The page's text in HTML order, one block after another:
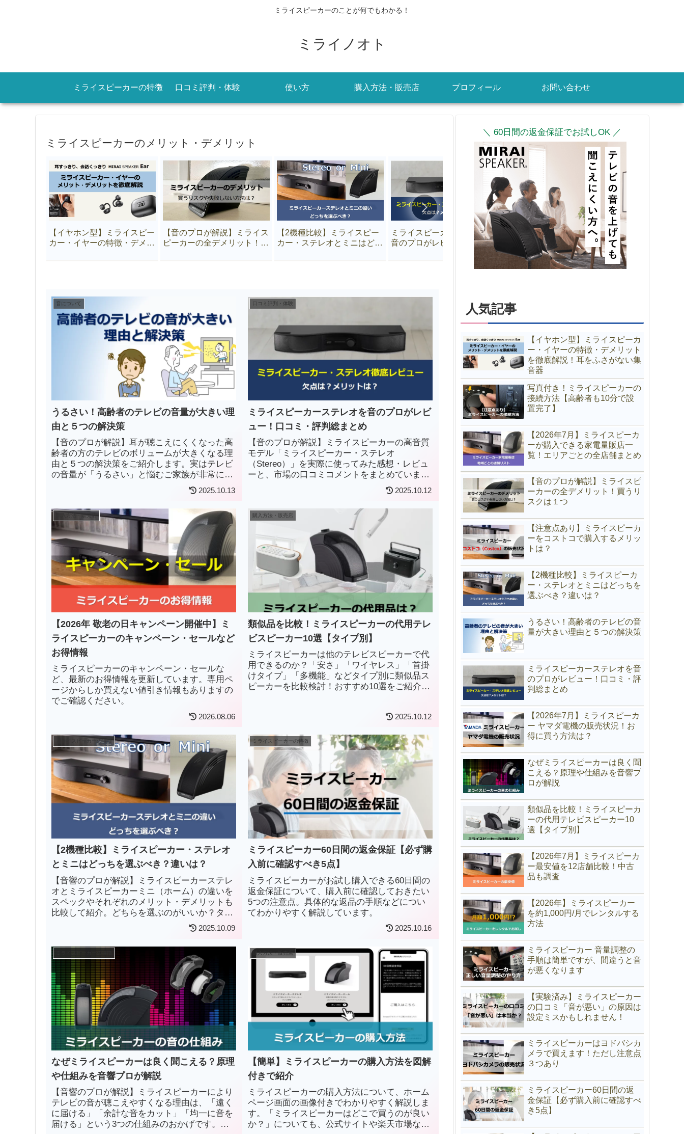
ミライスピーカーのことが何でもわかる！
ミライノオト
ミライスピーカーの特徴 口コミ評判・体験 使い方 購入方法・販売店 プロフィール お問い合わせ
ミライスピーカーのメリット・デメリット
【イヤホン型】ミライスピー
カー・イヤーの特徴・デメリ
ない集音器
【音のプロが解説】ミライス
ピーカーの全デメリット！買
【2機種比較】ミライスピー
カー・ステレオとミニはどっ
ミライスピーカーステレオを
音のプロがレビュー！口コ
なぜミライスピーカーは良く
聞こえる？原理や仕組みを音
響プロが解説
【実験済み】ミ
ーの口コミ「音
因は設定ミスか
ん！
音について
うるさい！高齢者のテレビの音量が大きい理
由と５つの解決策
【音のプロが解説】耳が聴こえにくくなった高
齢者の方のテレビのボリュームが大きくなる理
由と５つの解決策をご紹介します。実はテレビ
の音量が「うるさい」と悩むご家族が非常に多
いことがかかっていますのでぜひ参考にしてく
2025.10.13
口コミ評判・体験
ミライスピーカーステレオを音のプロがレビ
ュー！口コミ・評判総まとめ
【音のプロが解説】ミライスピーカーの高音質
モデル「ミライスピーカー・ステレオ
（Stereo）」を実際に使ってみた感想・レビュ
ーと、市場の口コミコメントをまとめていま
2025.10.12
購入方法・販売店
【2026年 敬老の日キャンペーン開催中】ミ
ライスピーカーのキャンペーン・セールなど
お得情報
ミライスピーカーのキャンペーン・セールな
ど、最新のお得情報を更新しています。専用ペ
ージからしか買えない値引き情報もありますの
でご確認ください。
2026.08.06
購入方法・販売店
類似品を比較！ミライスピーカーの代用テレ
ビスピーカー10選【タイプ別】
ミライスピーカーは他のテレビスピーカーで代
用できるのか？「安さ」「ワイヤレス」「首掛
けタイプ」「多機能」などタイプ別に類似品ス
ピーカーを比較検討！おすすめ10選をご紹介し
2025.10.12
ミライスピーカーの特徴
【2機種比較】ミライスピーカー・ステレオ
とミニはどっちを選ぶべき？違いは？
【音響のプロが解説】ミライスピーカーステレ
オとミライスピーカーミニ（ホーム）の違いを
スペックやそれぞれのメリット・デメリットも
比較して紹介。どちらを選ぶのがいいか？タイ
2025.10.09
ミライスピーカーの特徴
ミライスピーカー60日間の返金保証【必ず購
入前に確認すべき5点】
ミライスピーカーがお試し購入できる60日間の
返金保証について、購入前に確認しておきたい
5つの注意点。具体的な返品の手順などについ
てわかりやすく解説しています。
2025.10.16
なぜミライスピーカーは良く聞こえる？原理
や仕組みを音響プロが解説
【音響のプロが解説】ミライスピーカーにより
テレビの音が聴こえやすくなる理由は、「遠く
に届ける」「余計な音をカット」「均一に音を
届ける」という3つの仕組みのおかげです。他
購入方法・販売店
【簡単】ミライスピーカーの購入方法を図解
付きで紹介
ミライスピーカーの購入方法について、ホーム
ページ画面の画像付きでわかりやすく解説しま
す。「ミライスピーカーはどこで買うのが良い
か？」についても、公式サイトや楽天市場など
＼ 60日間の返金保証でお試しOK ／
人気記事
【イヤホン型】ミライスピーカ
ー・イヤーの特徴・デメリット
を徹底解説！耳をふさがない集
音器
写真付き！ミライスピーカーの
接続方法【高齢者も10分で設
置完了】
【2026年7月】ミライスピーカ
ーが購入できる家電量販店一
覧！エリアごとの全店舗まとめ
【音のプロが解説】ミライスピ
ーカーの全デメリット！買うリ
スクは１つ
【注意点あり】ミライスピーカ
ーをコストコで購入するメリッ
トは？
【2機種比較】ミライスピーカ
ー・ステレオとミニはどっちを
選ぶべき？違いは？
うるさい！高齢者のテレビの音
量が大きい理由と５つの解決策
ミライスピーカーステレオを音
のプロがレビュー！口コミ・評
判総まとめ
【2026年7月】ミライスピーカ
ー ヤマダ電機の販売状況！お
得に買う方法は？
なぜミライスピーカーは良く聞
こえる？原理や仕組みを音響プ
ロが解説
類似品を比較！ミライスピーカ
ーの代用テレビスピーカー10
選【タイプ別】
【2026年7月】ミライスピーカ
ー最安値を12店舗比較！中古
品も調査
【2026年】ミライスピーカー
を約1,000円/月でレンタルする
方法
ミライスピーカー 音量調整の
手順は簡単ですが、間違うと音
が悪くなります
【実験済み】ミライスピーカー
の口コミ「音が悪い」の原因は
設定ミスかもしれません！
ミライスピーカーはヨドバシカ
メラで買えます！ただし注意点
３つあり
ミライスピーカー60日間の返
金保証【必ず購入前に確認すべ
き5点】